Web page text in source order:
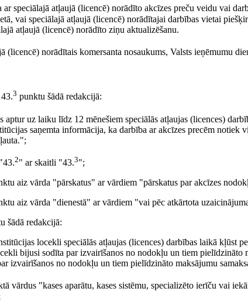
ar speciālajā atļaujā (licencē) norādīto akcīzes preču veidu vai
vai speciālajā atļaujā (licencē) norādītajai darbības vietai
atļaujā (licencē) norādīto ziņu aktualizēšanu.
(licencē) norādītais komersanta nosaukums, Valsts ieņēmumu
3 punktu šādā redakcijā:
aptur uz laiku līdz 12 mēnešiem speciālās atļaujas (licences)
saņemta informācija, ka darbība ar akcīzes precēm notiek
2" ar skaitli "43.3";
aiz vārda "pārskatus" ar vārdiem "pārskatus par akcīzes
aiz vārda "dienestā" ar vārdiem "vai pēc atkārtota
šādā redakcijā:
locekli speciālās atļaujas (licences) darbības laikā kļūst
bijusi sodīta par izvairīšanos no nodokļu un tiem pielīdzināto
izvairīšanos no nodokļu un tiem pielīdzināto maksājumu
vārdus "kases aparātu, kases sistēmu, specializēto ierīču vai